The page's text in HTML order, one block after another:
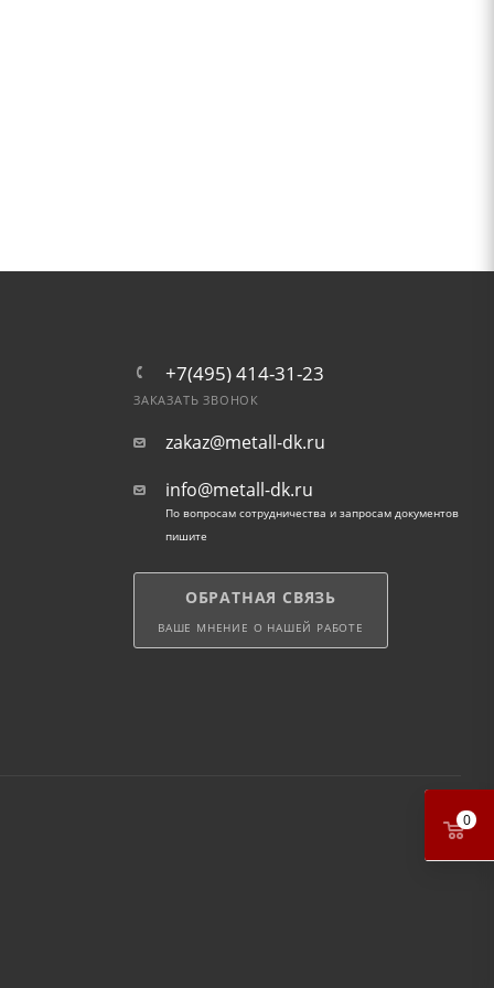
+7(495) 414-31-23
ЗАКАЗАТЬ ЗВОНОК
zakaz@metall-dk.ru
info@metall-dk.ru
По вопросам сотрудничества и запросам документов
пишите
ОБРАТНАЯ СВЯЗЬ
ВАШЕ МНЕНИЕ О НАШЕЙ РАБОТЕ
0